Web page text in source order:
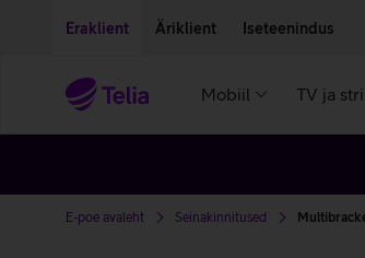
Eraklient Äriklient Iseteenindus
Mobiil TV ja
E-poe avaleht Seinakinnitused